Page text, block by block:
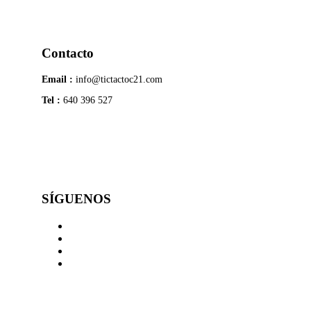
Contacto
Email : info@tictactoc21.com
Tel : 640 396 527
SÍGUENOS